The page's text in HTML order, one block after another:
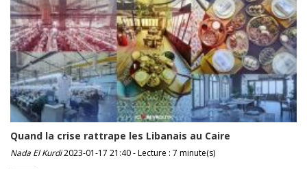
Quand la crise rattrape les Libanais au Caire
Nada El Kurdi2023-01-17 21:40 - Lecture : 7 minute(s)